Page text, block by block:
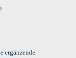
ergänzende